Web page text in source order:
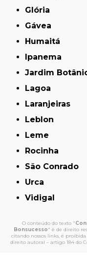
Glória
Gávea
Humaitá
Ipanema
Jardim
Lagoa
Laranjeiras
Leblon
Leme
Rocinha
São Conrado
Urca
Vidigal
O conteúdo do texto "
Bonsucesso" é de direito
citando nossos links, é
direito autoral – artigo 184 do